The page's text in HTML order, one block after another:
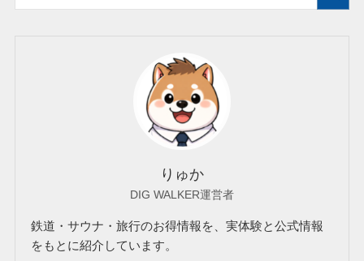
りゅか
DIG WALKER運営者
鉄道・サウナ・旅行のお得情報を、実体験と公式情報
をもとに紹介しています。